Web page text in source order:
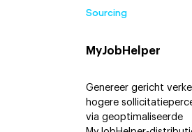
Sourcing
MyJobHelper
Genereer gericht
hogere
via geoptimaliseerde